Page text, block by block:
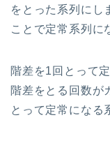
をとった系列にし
ことで定常系列に
階差を1回とって
階差をとる回数が
とって定常になる